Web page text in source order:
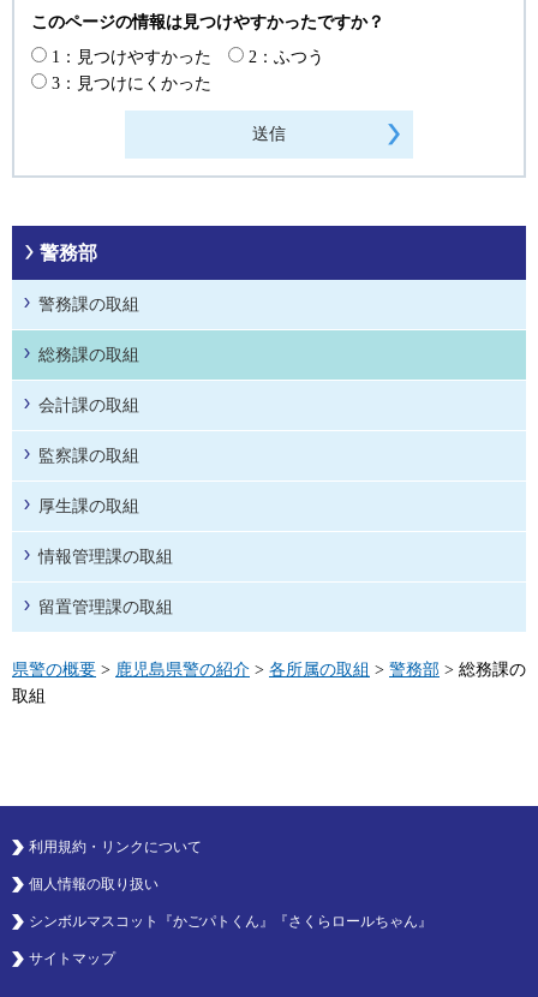
このページの情報は見つけやすかったですか？
1：見つけやすかった
2：ふつう
3：見つけにくかった
警務部
警務課の取組
総務課の取組
会計課の取組
監察課の取組
厚生課の取組
情報管理課の取組
留置管理課の取組
県警の概要 > 鹿児島県警の紹介 > 各所属の取組 > 警務部 > 総務課の
取組
利用規約・リンクについて
個人情報の取り扱い
シンボルマスコット『かごパトくん』『さくらロールちゃん』
サイトマップ